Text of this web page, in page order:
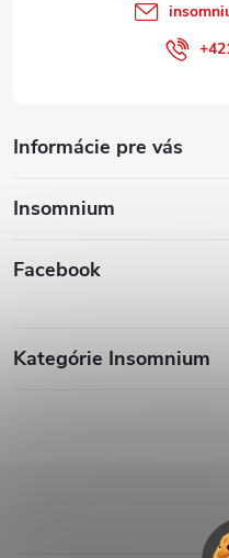
Informácie pre vás
Insomnium
Facebook
Kategórie Insomnium